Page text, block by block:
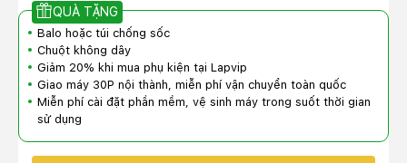
QUÀ TẶNG
Balo hoặc túi chống sốc
Chuột không dây
Giảm 20% khi mua phụ kiện tại Lapvip
Giao máy 30P nội thành, miễn phí vận chuyển toàn quốc
Miễn phí cài đặt phần mềm, vệ sinh máy trong suốt thời gian
sử dụng